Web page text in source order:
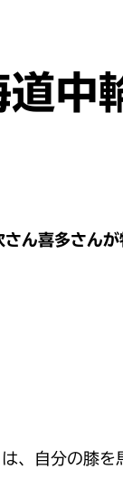
中
ん喜多さん
、自分の膝を